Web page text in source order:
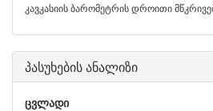
კავკასიის ბარომეტრის დროითი
პასუხების ანალიზი
ცვლადი